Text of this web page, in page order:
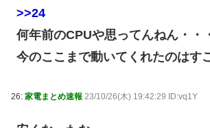
>>24
何年前のCPUや思ってんねん・・
今のここまで動いてくれたのはす
26: 家電まとめ速報 23/10/26(木) 19:42:29 ID:vq1Y